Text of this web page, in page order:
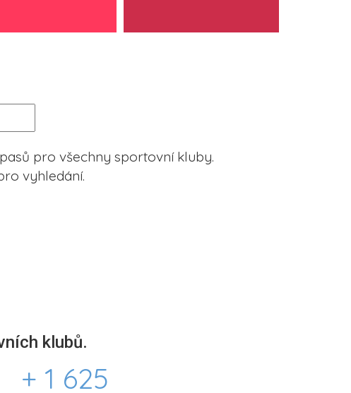
pro všechny sportovní kluby.
vyhledání.
klubů.
+ 1 625